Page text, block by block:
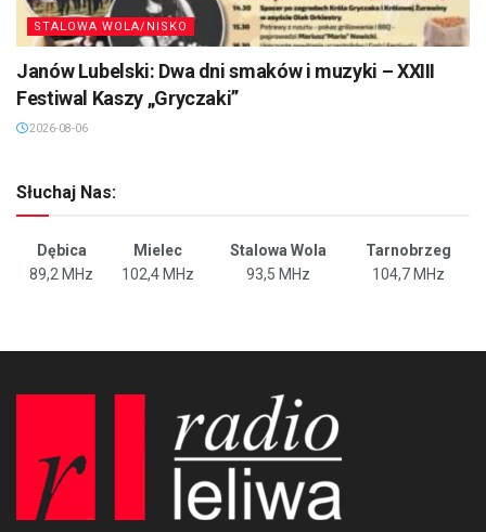
STALOWA WOLA/NISKO
Janów Lubelski: Dwa dni smaków i muzyki – XXIII
Festiwal Kaszy „Gryczaki”
2026-08-06
Słuchaj Nas:
Dębica Mielec Stalowa Wola
Tarnobrzeg
89,2 MHz
102,4 MHz 93,5 MHz 104,7 MHz